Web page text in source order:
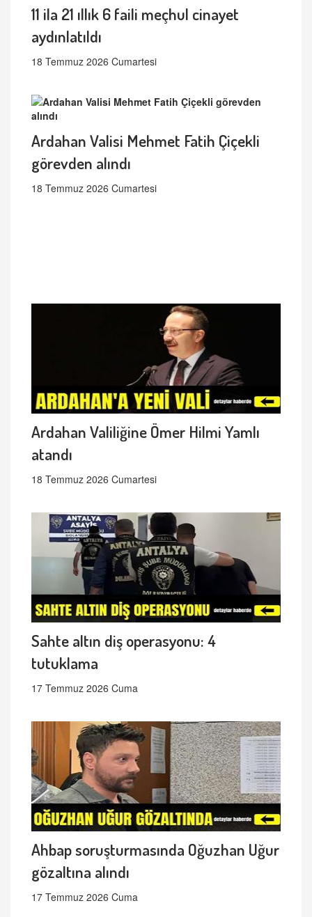
11 ila 21 ıllık 6 faili meçhul cinayet
aydınlatıldı
18 Temmuz 2026 Cumartesi
Ardahan Valisi Mehmet Fatih Çiçekli
görevden alındı
18 Temmuz 2026 Cumartesi
Ardahan Valiliğine Ömer Hilmi Yamlı
atandı
18 Temmuz 2026 Cumartesi
Sahte altın diş operasyonu: 4
tutuklama
17 Temmuz 2026 Cuma
Ahbap soruşturmasında Oğuzhan Uğur
gözaltına alındı
17 Temmuz 2026 Cuma